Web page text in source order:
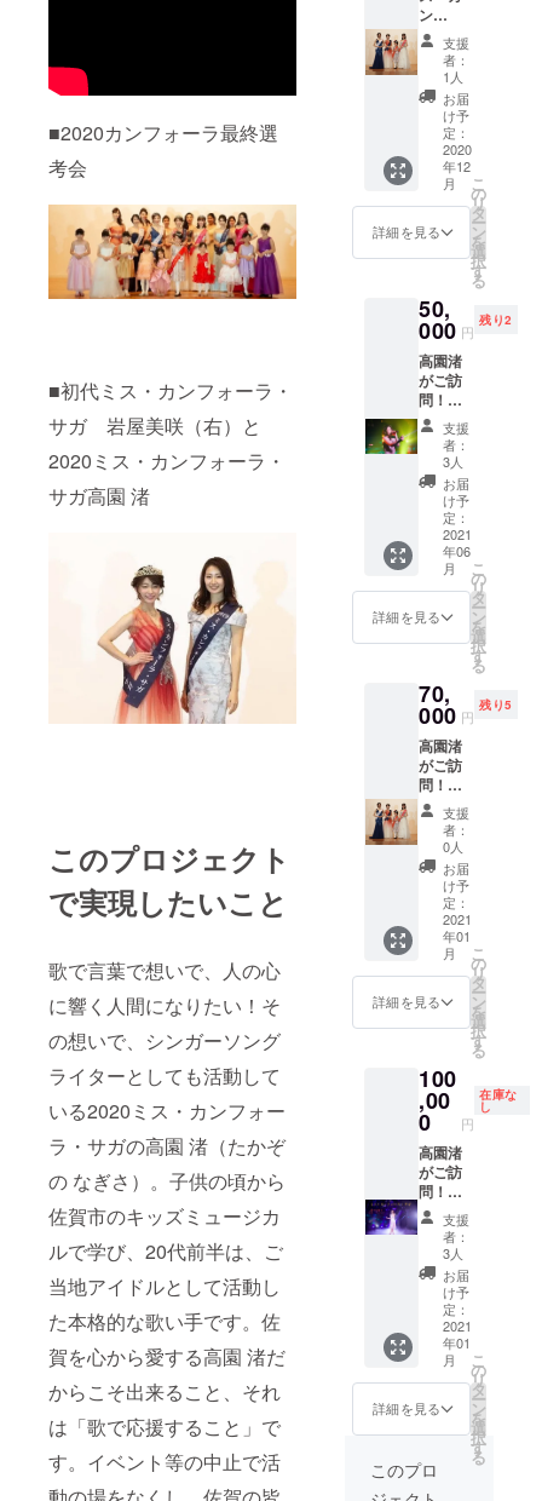
■2020カンフォーラ最終選
考会
■初代ミス・カンフォーラ・
サガ 岩屋美咲（右）と
2020ミス・カンフォーラ・
サガ高園 渚
このプロジェクト
で実現したいこと
歌で言葉で想いで、人の心
に響く人間になりたい！そ
の想いで、シンガーソング
ライターとしても活動して
いる2020ミス・カンフォー
ラ・サガの高園 渚（たかぞ
の なぎさ）。子供の頃から
佐賀市のキッズミュージカ
ルで学び、20代前半は、ご
当地アイドルとして活動し
た本格的な歌い手です。佐
賀を心から愛する高園 渚だ
からこそ出来ること、それ
は「歌で応援すること」で
す。イベント等の中止で活
すが、
状況に
よって
開催場
所・日
時等、
変更に
なる場
合があ
りま
す。 ＊
開催日
追って
支援し
ていた
だいた
方にご
連絡さ
せてい
ただ
き、招
待チ
ケット
を送付
させて
いただ
きま
す。 ＊
支援い
場まで
の交通
費等は
各自ご
負担い
ただけ
ますよ
うお願
いいた
しま
す。 2.
お披露
目ライ
ブ時に
下記商
渡し ①
今回制
だく
CD（ジ
ャケッ
トは高
園渚が
出演し
ま
す。）
②佐賀
県の観
光地で
高園渚
が撮影
したオ
リジナ
ル写真
トカー
ドにて
写真
は、イ
ン
フォー
ラ・サ
ガ最終
選考会
へのご
招待お
よび高
園渚ま
たは
2021ミ
スカン
フォー
ラサガ
決定）
との写
真撮影
1.2020
年12
月〜
2021年
1月開催
予定の
最終選
考会へ
ご招待
チケッ
ト ＊S
席 ＊最
終選考
会、開
たは
2021ミ
ス・カ
ン
フォー
ラ・サ
ガとの
ショッ
ト写真
撮影会
＊下記
オプ
ション
より、
撮影さ
れたい
い。 2.
最終選
考会時
に、下
記のも
のをお
渡しさ
せてい
ただき
ます。
①今回
制作さ
せてい
ただく
CDを
（ジャ
ケット
は高園
す。）
支援
者：
1人
お届
け予
定：
2020
年12
月
詳細を見る
こ
の
リ
タ
ー
ン
を
選
択
す
る
50,
000 円
残り2
高園渚
がご訪
問！ミ
ニライ
ブ・お
渡し会
コース
1.高園
渚が訪
問し、
ミニラ
イブを
開催 2.
ミニラ
イブ時
に下記
お渡し
①今回
制作さ
せてい
ただく
CD×3
②佐賀
県の観
光地で
高園渚
が撮影
したオ
リジナ
ル写真
をポス
トカー
ドにて
ミュー
ジック
ビデオ
×3 訪問
ミニラ
イブに
関して
＊ご訪
問（面
会）時
には、
同伴者
を付け
させて
いただ
きま
す。 ＊
公共の
（面
会）と
支援
者：
3人
お届
け予
定：
2021
年06
月
詳細を見る
こ
の
リ
タ
ー
ン
を
選
択
す
る
70,
000 円
残り5
高園渚
がご訪
問！ミ
ニライ
ブ・お
渡し
会、ミ
スカン
フォー
ラサガ
最終選
考会ご
招待・
支援者
として
CDにお
載コー
ス 1.高
園渚が
訪問
し、ミ
ニライ
ブを開
催 2.ミ
ニライ
ブ時に
下記商
品のお
渡し ①
今回制
作させ
ていた
だく
CD×3
②佐賀
県の観
光地で
高園渚
支援
者：
0人
お届
け予
定：
2021
年01
月
詳細を見る
こ
の
リ
タ
ー
ン
を
選
択
す
る
100
,00
0 円
在庫な
し
高園渚
がご訪
問！ミ
ニライ
ブ・お
渡し
会、ミ
スカン
フォー
ラサガ
最終選
考会ご
招待・
支援者
として
CDにお
名前記
載コー
支援
者：
3人
お届
け予
定：
2021
年01
月
詳細を見る
こ
の
リ
タ
ー
ン
を
選
択
す
る
このプロ